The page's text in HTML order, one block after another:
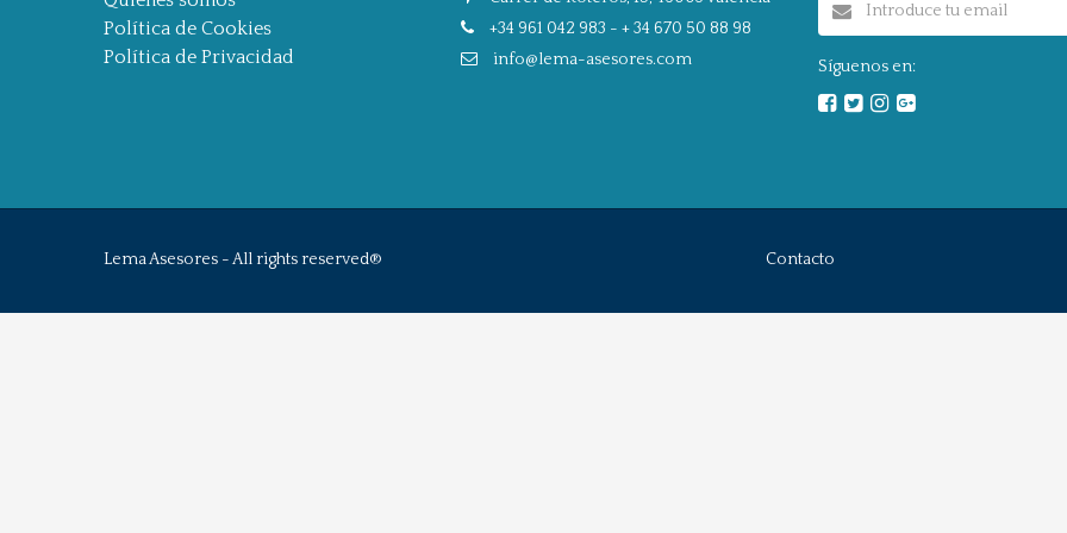
Política de Cookies
Política de Privacidad
+34 961 042 983 - + 34 670 50 88 98
info@lema-asesores.com
Síguenos en:
Lema Asesores - All rights reserved® Contacto